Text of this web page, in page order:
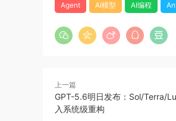
Agent AI模型 AI编程
上一篇
GPT-5.6明日发布：Sol/Terra/
入系统级重构